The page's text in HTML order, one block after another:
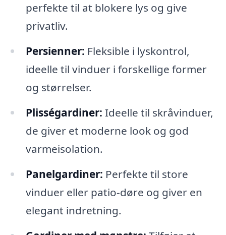
perfekte til at blokere lys og give
privatliv.
Persienner: Fleksible i lyskontrol,
ideelle til vinduer i forskellige former
og størrelser.
Plisségardiner: Ideelle til skråvinduer,
de giver et moderne look og god
varmeisolation.
Panelgardiner: Perfekte til store
vinduer eller patio-døre og giver en
elegant indretning.